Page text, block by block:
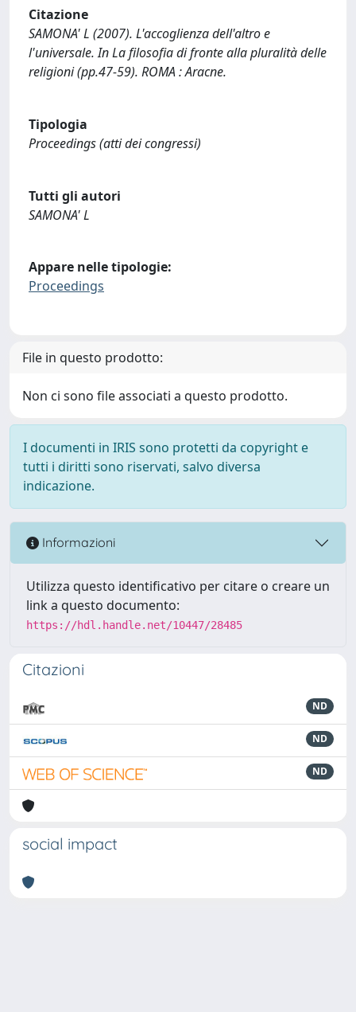
Citazione
SAMONA' L (2007). L'accoglienza dell'altro e
l'universale. In La filosofia di fronte alla pluralità delle
religioni (pp.47-59). ROMA : Aracne.
Tipologia
Proceedings (atti dei congressi)
Tutti gli autori
SAMONA' L
Appare nelle tipologie:
Proceedings
File in questo prodotto:
Non ci sono file associati a questo prodotto.
I documenti in IRIS sono protetti da copyright e
tutti i diritti sono riservati, salvo diversa
indicazione.
Informazioni
Utilizza questo identificativo per citare o creare un
link a questo documento:
https://hdl.handle.net/10447/28485
Citazioni
ND
ND
ND
social impact